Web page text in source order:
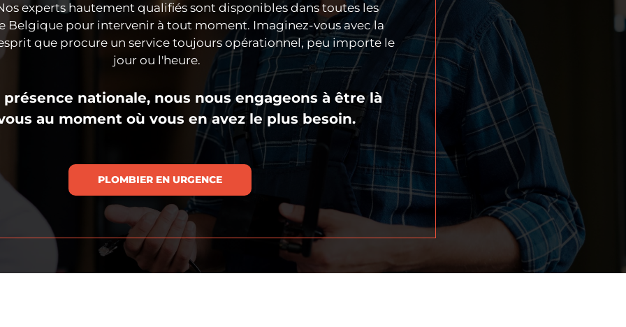
experts hautement qualifiés sont disponibles dans toutes les
Belgique pour intervenir à tout moment. Imaginez-vous avec la
que procure un service toujours opérationnel, peu importe le
jour ou l'heure.
présence nationale, nous nous engageons à être là
au moment où vous en avez le plus besoin.
PLOMBIER EN URGENCE